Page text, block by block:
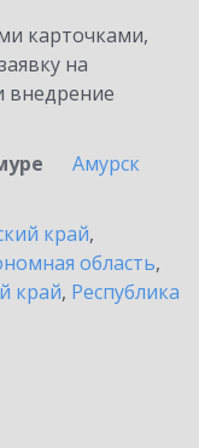
карточками,
на
внедрение
Амурск
край,
область,
край, Республика